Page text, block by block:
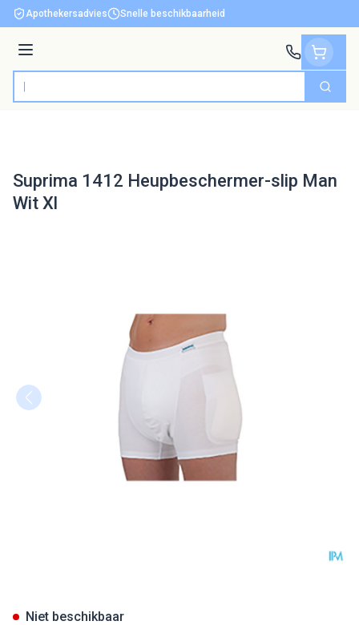
Ga naar de inhoud
Apothekersadvies Snelle beschikbaarheid
Menu
Product, merk, categorie... Zoek
Suprima 1412 Heupbeschermer-slip Man
Wit Xl
Niet beschikbaar